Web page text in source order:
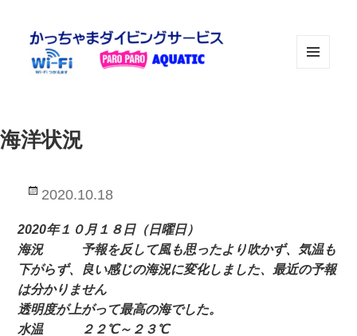
海洋状況
投
2020.10.18
2020年１０月１８日（日曜日）
海況 予報を反して風も思ったより吹かず、気温も
下がらず、良い感じの海況に変化しました、最近の予報
は分かりません
透明度が上がって最高の海でした。
水温 ２２℃～２３℃